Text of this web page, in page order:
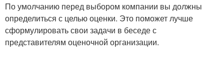
По умолчанию перед выбором компании вы должны
определиться с целью оценки. Это поможет лучше
сформулировать свои задачи в беседе с
представителям оценочной организации.